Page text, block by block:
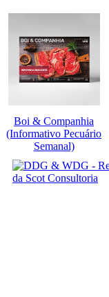
Boi & Companhia
(Informativo Pecuário
Semanal)